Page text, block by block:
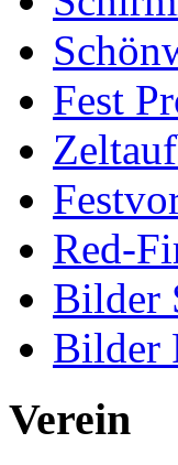
Fest
Red-
Bilder
Bilder
Verein